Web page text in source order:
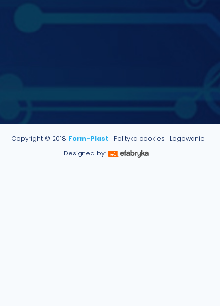
Copyright © 2018 Form-Plast | Polityka cookies | Logowanie
Designed by: